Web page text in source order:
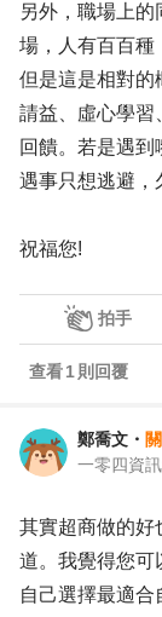
另外，職場上
場，人有百百種
但是這是相對的
請益、虛心學習
回饋。若是遇
遇事只想逃避，
祝福您!
拍手
查看1 則回覆
鄭喬文 ・
其實超商做的好
道。我覺得您可
自己選擇最適